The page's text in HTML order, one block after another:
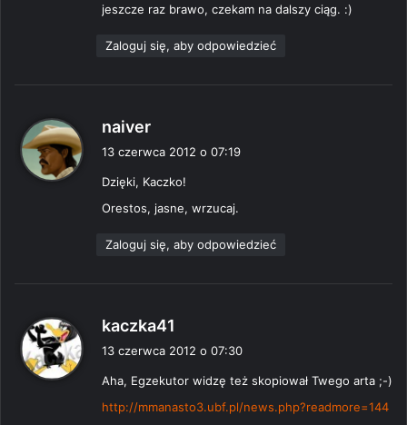
jeszcze raz brawo, czekam na dalszy ciąg. :)
Zaloguj się, aby odpowiedzieć
naiver
z
e
13 czerwca 2012 o 07:19
Dzięki, Kaczko!
Orestos, jasne, wrzucaj.
Zaloguj się, aby odpowiedzieć
kaczka41
z
e
13 czerwca 2012 o 07:30
Aha, Egzekutor widzę też skopiował Twego arta ;-)
http://mmanasto3.ubf.pl/news.php?readmore=144